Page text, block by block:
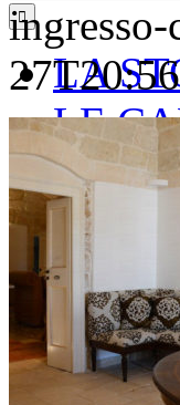
LA
LE
ingresso-